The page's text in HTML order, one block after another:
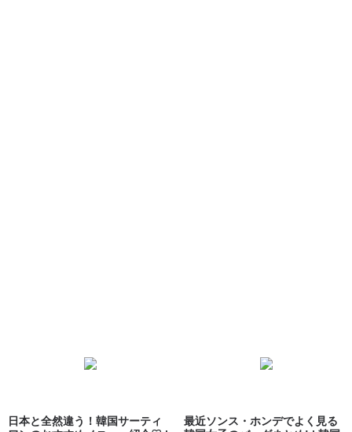
日本と全然違う！韓国サーティ
最近ソンス・ホンデでよく見る